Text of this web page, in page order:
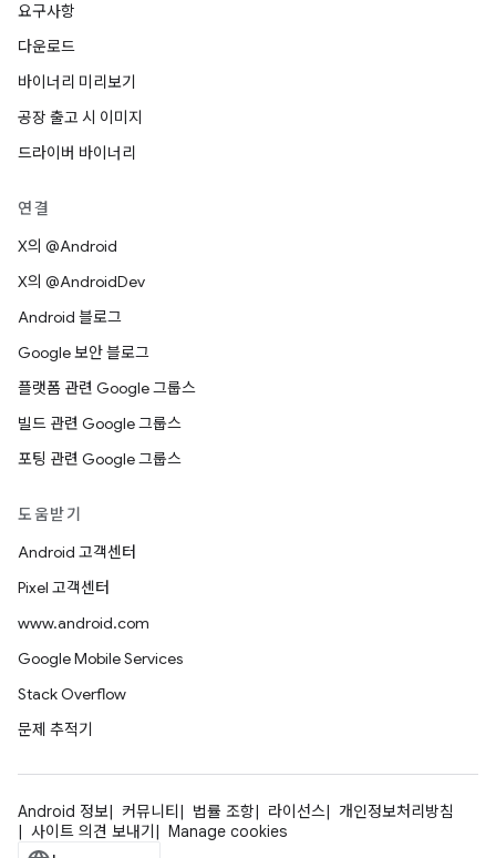
요구사항
다운로드
바이너리 미리보기
공장 출고 시 이미지
드라이버 바이너리
연결
X의 @Android
X의 @AndroidDev
Android 블로그
Google 보안 블로그
플랫폼 관련 Google 그룹스
빌드 관련 Google 그룹스
포팅 관련 Google 그룹스
도움받기
Android 고객센터
Pixel 고객센터
www.android.com
Google Mobile Services
Stack Overflow
문제 추적기
Android 정보 커뮤니티 법률 조항 라이선스
개인정보처리방침
사이트 의견 보내기
Manage cookies